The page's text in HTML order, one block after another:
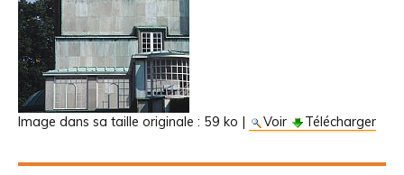
Image dans sa taille originale : 59 ko | Voir Télécharger